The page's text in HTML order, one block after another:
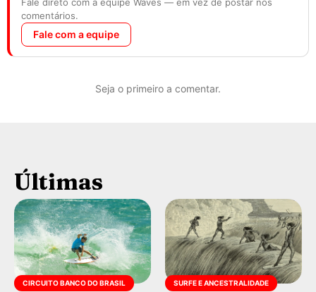
comentários.
Fale com a equipe
Seja o primeiro a comentar.
Últimas
CIRCUITO BANCO DO BRASIL SURFE E ANCESTRALIDADE